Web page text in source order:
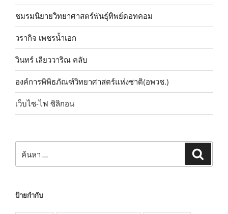
ชมรมนิยายวิทยาศาสตร์พันธุ์ทิพย์ดอทคอม
วรากิจ เพชรน้ำเอก
วินทร์ เลียววาริณ คลับ
องค์การพิพิธภัณฑ์วิทยาศาสตร์แห่งชาติ(อพวช.)
เว็บไซ-ไฟ ซิลิกอน
ป้ายกำกับ